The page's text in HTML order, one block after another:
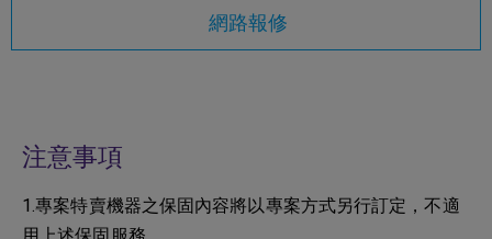
網路報修
注意事項
1.專案特賣機器之保固內容將以專案方式另行訂定，不適